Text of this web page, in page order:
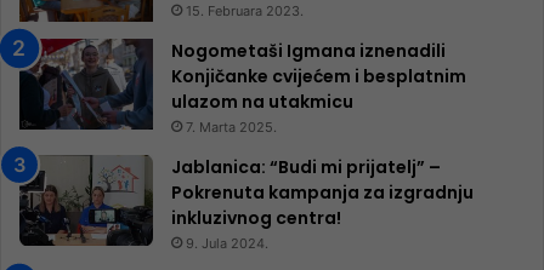
15. Februara 2023.
Nogometaši Igmana iznenadili
Konjičanke cvijećem i besplatnim
ulazom na utakmicu
7. Marta 2025.
Jablanica: “Budi mi prijatelj” –
Pokrenuta kampanja za izgradnju
inkluzivnog centra!
9. Jula 2024.